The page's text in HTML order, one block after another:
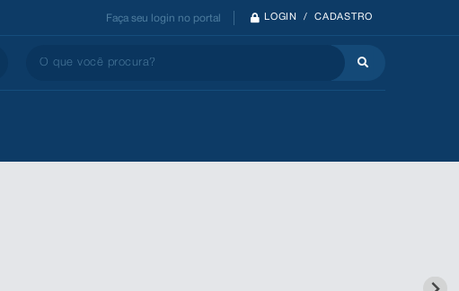
Faça seu login no portal LOGIN / CADASTRO
O que você procura?